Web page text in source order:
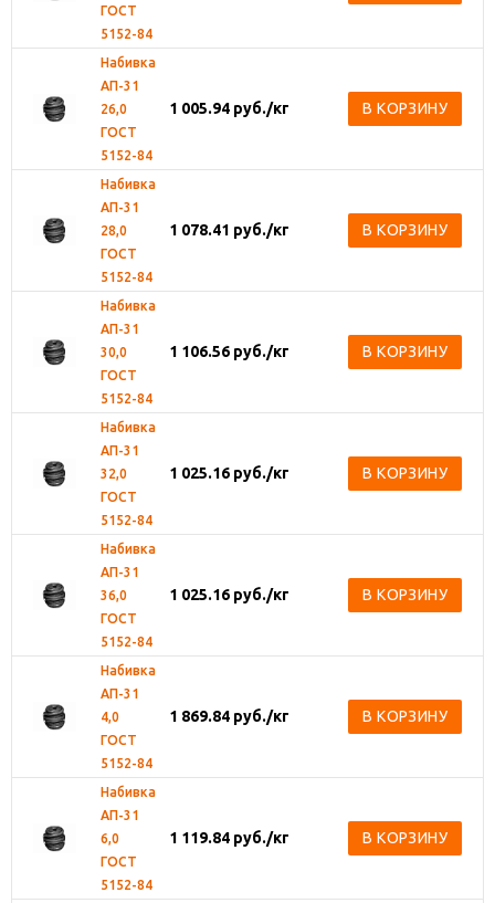
ГОСТ
5152-84
Набивка
АП-31
26,0
ГОСТ
5152-84
1 005.94 руб./кг В КОРЗИНУ
Набивка
АП-31
28,0
ГОСТ
5152-84
1 078.41 руб./кг В КОРЗИНУ
Набивка
АП-31
30,0
ГОСТ
5152-84
1 106.56 руб./кг В КОРЗИНУ
Набивка
АП-31
32,0
ГОСТ
5152-84
1 025.16 руб./кг В КОРЗИНУ
Набивка
АП-31
36,0
ГОСТ
5152-84
1 025.16 руб./кг В КОРЗИНУ
Набивка
АП-31
4,0
ГОСТ
5152-84
1 869.84 руб./кг В КОРЗИНУ
Набивка
АП-31
6,0
ГОСТ
5152-84
1 119.84 руб./кг В КОРЗИНУ